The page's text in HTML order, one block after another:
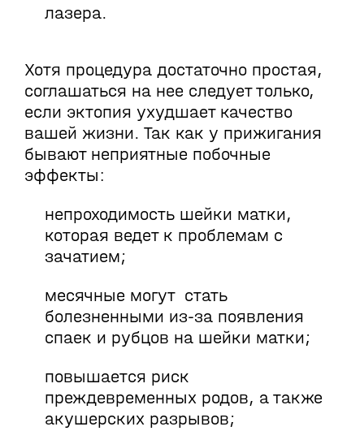
лазера.
Хотя процедура достаточно простая,
соглашаться на нее следует только,
если эктопия ухудшает качество
вашей жизни. Так как у прижигания
бывают неприятные побочные
эффекты:
непроходимость шейки матки,
которая ведет к проблемам с
зачатием;
месячные могут стать
болезненными из-за появления
спаек и рубцов на шейки матки;
повышается риск
преждевременных родов, а также
акушерских разрывов;